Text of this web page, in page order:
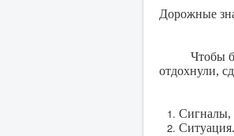
Дорожные
Чтобы быть
отдохнули,
Сигналы,